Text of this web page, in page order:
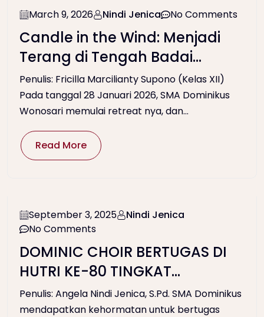
March 9, 2026 Nindi Jenica No Comments
Candle in the Wind: Menjadi
Terang di Tengah Badai
Kehidupan
Penulis: Fricilla Marcilianty Supono (Kelas XII)
Pada tanggal 28 Januari 2026, SMA Dominikus
Wonosari memulai retreat nya, dan...
Read More
September 3, 2025
Nindi Jenica
No Comments
DOMINIC CHOIR BERTUGAS DI
HUTRI KE-80 TINGKAT
KECAMATAN WONOSARI
Penulis: Angela Nindi Jenica, S.Pd. SMA Dominikus
mendapatkan kehormatan untuk bertugas